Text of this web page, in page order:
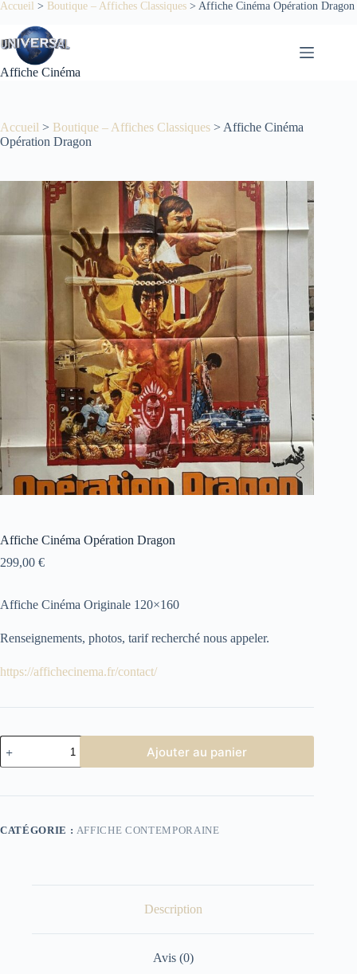
Passer
contenu
Accueil > Boutique – Affiches Classiques > Affiche Cinéma Opération Dragon
Affiche Cinéma
Accueil > Boutique – Affiches Classiques > Affiche Cinéma
Opération Dragon
Affiche Cinéma Opération Dragon
299,00 €
Affiche Cinéma Originale 120×160
Renseignements, photos, tarif recherché nous appeler.
https://affichecinema.fr/contact/
quantité
de
Affiche
Opération
Ajouter au panier
CATÉGORIE : AFFICHE CONTEMPORAINE
Description
Avis (0)